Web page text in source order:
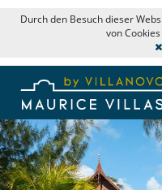
Durch den Besuch dieser
von